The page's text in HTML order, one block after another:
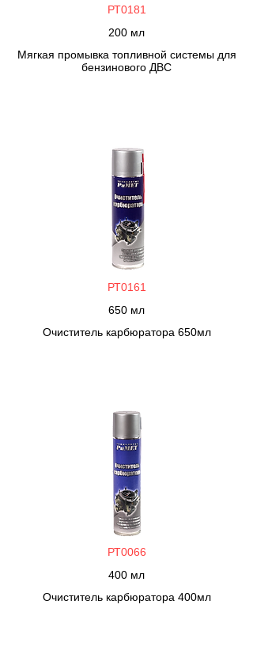
РТ0181
200 мл
Мягкая промывка топливной системы для
бензинового ДВС
РТ0161
650 мл
Очиститель карбюратора 650мл
РТ0066
400 мл
Очиститель карбюратора 400мл